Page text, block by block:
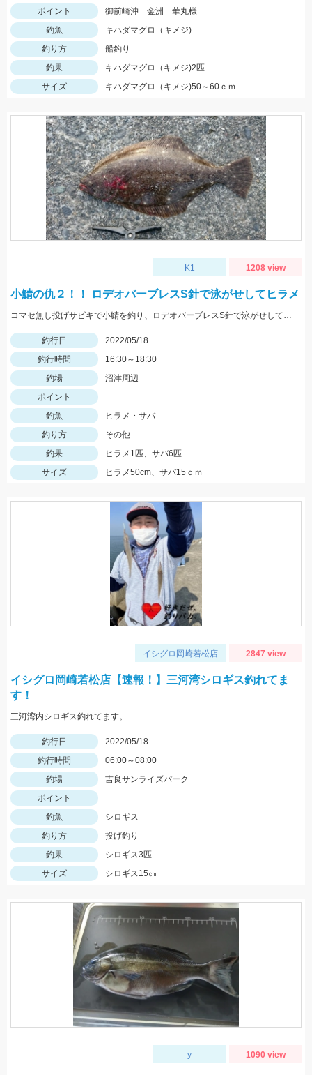
ポイント
御前崎沖 金洲 華丸様
釣魚
キハダマグロ（キメジ)
釣り方
船釣り
釣果
キハダマグロ（キメジ)2匹
サイズ
キハダマグロ（キメジ)50～60ｃｍ
K1 1208 view
小鯖の仇２！！ ロデオバーブレスS針で泳がせしてヒラメ
コマセ無し投げサビキで小鯖を釣り、ロデオバーブレスS針で泳がせしてヒラメゲット。
釣行日
2022/05/18
釣行時間
16:30～18:30
釣場
沼津周辺
ポイント
釣魚
ヒラメ・サバ
釣り方
その他
釣果
ヒラメ1匹、サバ6匹
サイズ
ヒラメ50cm、サバ15ｃｍ
イシグロ岡崎若松店 2847 view
イシグロ岡崎若松店【速報！】三河湾シロギス釣れてま
す！
三河湾内シロギス釣れてます。
釣行日
2022/05/18
釣行時間
06:00～08:00
釣場
吉良サンライズパーク
ポイント
釣魚
シロギス
釣り方
投げ釣り
釣果
シロギス3匹
サイズ
シロギス15㎝
y 1090 view